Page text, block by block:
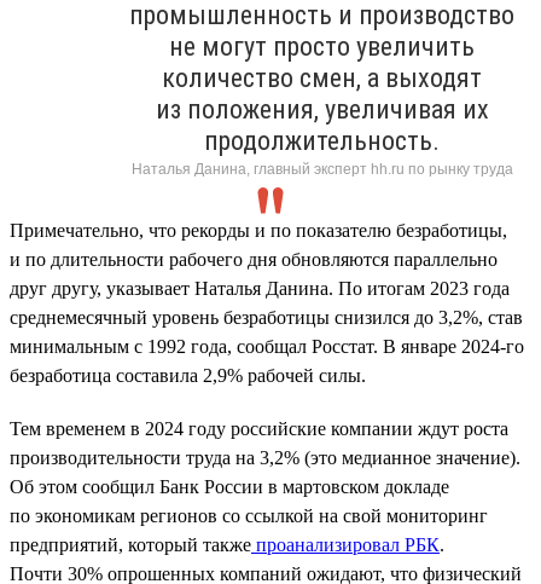
промышленность и производство
не могут просто увеличить
количество смен, а выходят
из положения, увеличивая их
продолжительность.
Наталья Данина, главный эксперт hh.ru по рынку труда
Примечательно, что рекорды и по показателю безработицы,
и по длительности рабочего дня обновляются параллельно
друг другу, указывает Наталья Данина. По итогам 2023 года
среднемесячный уровень безработицы снизился до 3,2%, став
минимальным с 1992 года, сообщал Росстат. В январе 2024-го
безработица составила 2,9% рабочей силы.
Тем временем в 2024 году российские компании ждут роста
производительности труда на 3,2% (это медианное значение).
Об этом сообщил Банк России в мартовском докладе
по экономикам регионов со ссылкой на свой мониторинг
предприятий, который также проанализировал РБК.
Почти 30% опрошенных компаний ожидают, что физический